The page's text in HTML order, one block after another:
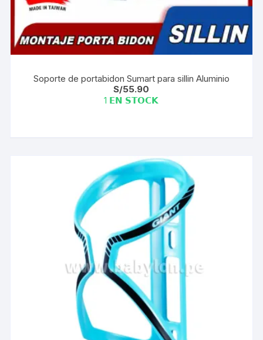
Soporte de portabidon Sumart para sillin Aluminio
S/55.90
1 𝗘𝗡 𝗦𝗧𝗢𝗖𝗞